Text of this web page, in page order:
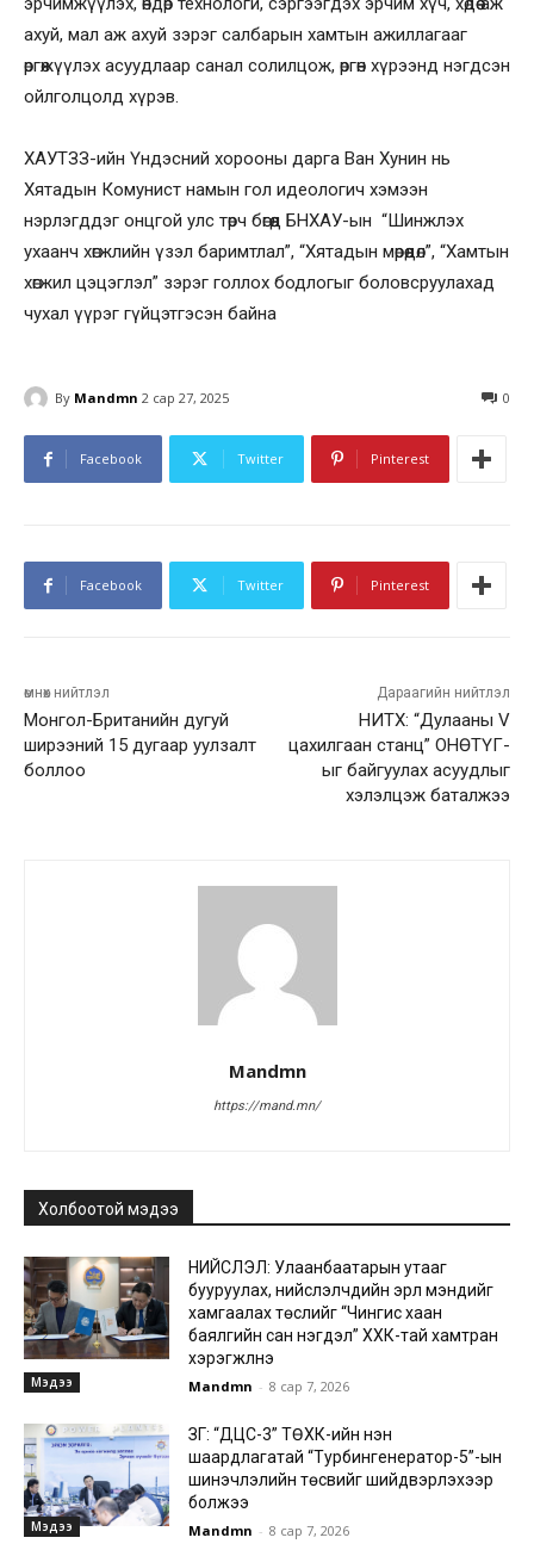
ахуй, мал аж ахуй зэрэг салбарын хамтын ажиллагааг
өргөжүүлэх асуудлаар санал солилцож, өргөн хүрээнд нэгдсэн
ойлголцолд хүрэв.
ХАУТЗЗ-ийн Үндэсний хорооны дарга Ван Хунин нь
Хятадын Комунист намын гол идеологич хэмээн
нэрлэгддэг онцгой улс төрч бөгөөд БНХАУ-ын “Шинжлэх
ухаанч хөгжлийн үзэл баримтлал”, “Хятадын мөрөөдөл”, “Хамтын
хөгжил цэцэглэл” зэрэг голлох бодлогыг боловсруулахад
чухал үүрэг гүйцэтгэсэн байна
By Mandmn 2 сар 27, 2025 0
Facebook Twitter Pinterest
Facebook Twitter Pinterest
өмнөх нийтлэл
Монгол-Британийн дугуй
ширээний 15 дугаар уулзалт
боллоо
Дараагийн нийтлэл
НИТХ: “Дулааны V
цахилгаан станц” ОНӨТҮГ-
ыг байгуулах асуудлыг
хэлэлцэж баталжээ
Mandmn
https://mand.mn/
Холбоотой мэдээ
Мэдээ
НИЙСЛЭЛ: Улаанбаатарын утааг
бууруулах, нийслэлчүүдийн эрүүл мэндийг
хамгаалах төслийг “Чингис хаан
баялгийн сан нэгдэл” ХХК-тай хамтран
хэрэгжүүлнэ
Mandmn - 8 сар 7, 2026
Мэдээ
ЗГ: “ДЦС-3” ТӨХК-ийн нэн
шаардлагатай “Турбингенератор-5”-ын
шинэчлэлийн төсвийг шийдвэрлэхээр
болжээ
Mandmn - 8 сар 7, 2026